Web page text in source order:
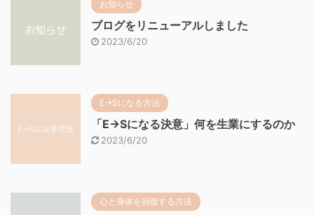
お知らせ
ブログをリニューアルしました
2023/6/20
E→Sになる方法
「E→Sになる決意」何を生業にするのか
2023/6/20
心と身体を回復する方法